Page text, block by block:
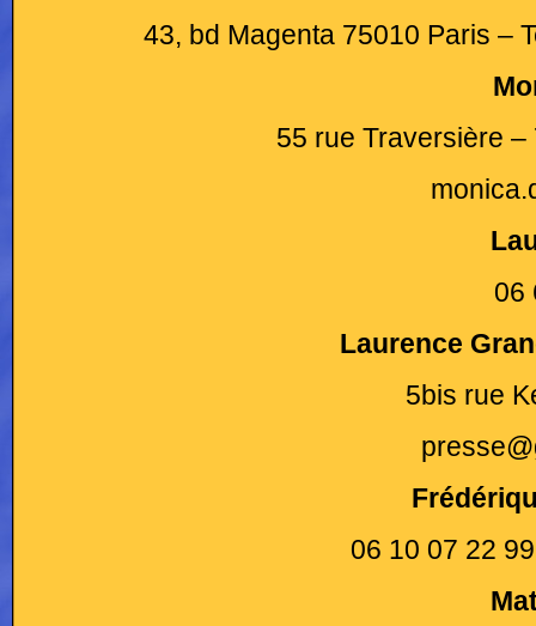
43, bd Magenta 75010 Paris –
55 rue Traversière
06
Laurence
5bis rue
06 10 07 22